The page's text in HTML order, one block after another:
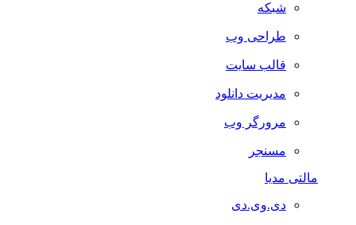
شبکه
طراحی وب
قالب سایت
مدیریت دانلود
مرورگر وب
مسنجر
مالتی مدیا
دی.وی.دی